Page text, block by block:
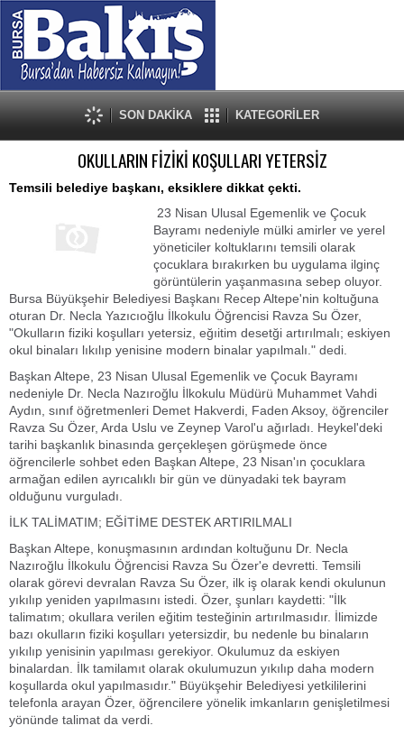
SON DAKİKA KATEGORİLER
OKULLARIN FİZİKİ KOŞULLARI YETERSİZ
Temsili belediye başkanı, eksiklere dikkat çekti.
23 Nisan Ulusal Egemenlik ve Çocuk
Bayramı nedeniyle mülki amirler ve yerel
yöneticiler koltuklarını temsili olarak
çocuklara bırakırken bu uygulama ilginç
görüntülerin yaşanmasına sebep oluyor.
Bursa Büyükşehir Belediyesi Başkanı Recep Altepe'nin koltuğuna
oturan Dr. Necla Yazıcıoğlu İlkokulu Öğrencisi Ravza Su Özer,
"Okulların fiziki koşulları yetersiz, eğıitim desetği artırılmalı; eskiyen
okul binaları lıkılıp yenisine modern binalar yapılmalı." dedi.
Başkan Altepe, 23 Nisan Ulusal Egemenlik ve Çocuk Bayramı
nedeniyle Dr. Necla Nazıroğlu İlkokulu Müdürü Muhammet Vahdi
Aydın, sınıf öğretmenleri Demet Hakverdi, Faden Aksoy, öğrenciler
Ravza Su Özer, Arda Uslu ve Zeynep Varol'u ağırladı. Heykel'deki
tarihi başkanlık binasında gerçekleşen görüşmede önce
öğrencilerle sohbet eden Başkan Altepe, 23 Nisan'ın çocuklara
armağan edilen ayrıcalıklı bir gün ve dünyadaki tek bayram
olduğunu vurguladı.
İLK TALİMATIM; EĞİTİME DESTEK ARTIRILMALI
Başkan Altepe, konuşmasının ardından koltuğunu Dr. Necla
Nazıroğlu İlkokulu Öğrencisi Ravza Su Özer'e devretti. Temsili
olarak görevi devralan Ravza Su Özer, ilk iş olarak kendi okulunun
yıkılıp yeniden yapılmasını istedi. Özer, şunları kaydetti: "İlk
talimatım; okullara verilen eğitim testeğinin artırılmasıdır. İlimizde
bazı okulların fiziki koşulları yetersizdir, bu nedenle bu binaların
yıkılıp yenisinin yapılması gerekiyor. Okulumuz da eskiyen
binalardan. İlk tamilamıt olarak okulumuzun yıkılıp daha modern
koşullarda okul yapılmasıdır." Büyükşehir Belediyesi yetkililerini
telefonla arayan Özer, öğrencilere yönelik imkanların genişletilmesi
yönünde talimat da verdi.